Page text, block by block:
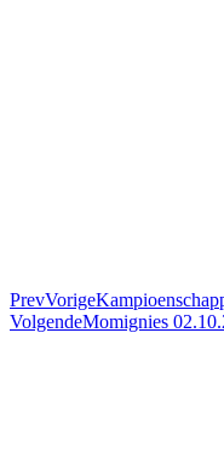
PrevVorige
VolgendeMomignies